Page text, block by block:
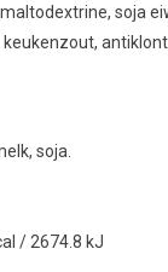
soja
soja.
/ 2674.8 kJ